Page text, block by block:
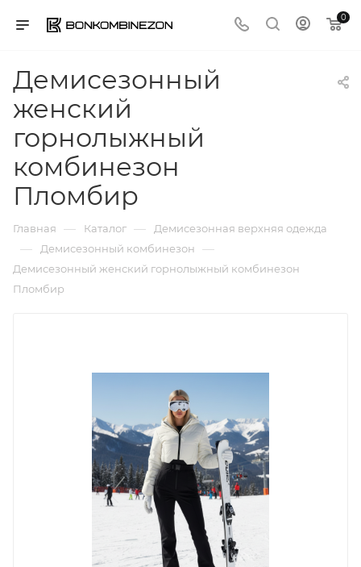
0
Демисезонный
женский
горнолыжный
комбинезон
Пломбир
Главная — Каталог — Демисезонная верхняя одежда
— Демисезонный комбинезон —
Демисезонный женский горнолыжный комбинезон
Пломбир